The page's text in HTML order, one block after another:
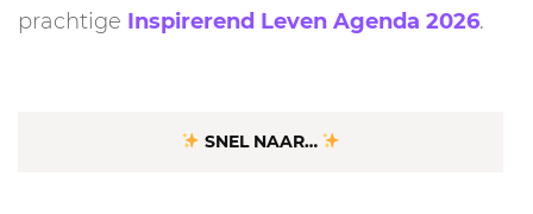
prachtige Inspirerend Leven Agenda 2026.
SNEL NAAR…